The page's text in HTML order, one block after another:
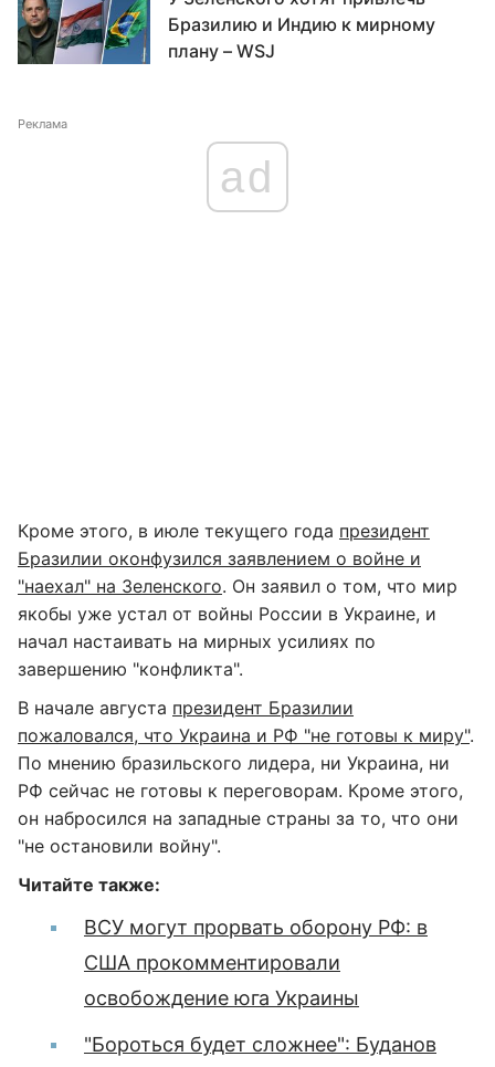
Бразилию и Индию к мирному
плану – WSJ
Реклама
ad
Кроме этого, в июле текущего года президент
Бразилии оконфузился заявлением о войне и
"наехал" на Зеленского. Он заявил о том, что мир
якобы уже устал от войны России в Украине, и
начал настаивать на мирных усилиях по
завершению "конфликта".
В начале августа президент Бразилии
пожаловался, что Украина и РФ "не готовы к миру".
По мнению бразильского лидера, ни Украина, ни
РФ сейчас не готовы к переговорам. Кроме этого,
он набросился на западные страны за то, что они
"не остановили войну".
Читайте также:
ВСУ могут прорвать оборону РФ: в
США прокомментировали
освобождение юга Украины
"Бороться будет сложнее": Буданов